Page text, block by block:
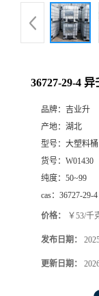
36727-29-4
品牌： 吉业升
产地： 湖北
型号： 大塑料桶
货号： W01430
纯度： 50~99
cas： 36727-29-4
价格： ￥53/千
发布日期：
更新日期：